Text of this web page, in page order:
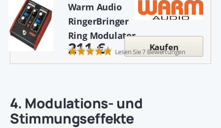
Warm Audio
RingerBringer
Ring Modulator
Lesen Sie 7 Bewertungen
211 € Kaufen
4. Modulations- und
Stimmungseffekte